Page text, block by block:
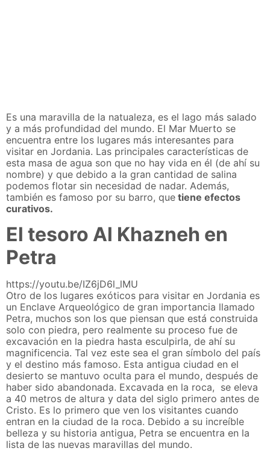
Es una maravilla de la natualeza, es el lago más salado
y a más profundidad del mundo. El Mar Muerto se
encuentra entre los lugares más interesantes para
visitar en Jordania. Las principales características de
esta masa de agua son que no hay vida en él (de ahí su
nombre) y que debido a la gran cantidad de salina
podemos flotar sin necesidad de nadar. Además,
también es famoso por su barro, que tiene efectos
curativos.
El tesoro Al Khazneh en
Petra
https://youtu.be/IZ6jD6l_lMU
Otro de los lugares exóticos para visitar en Jordania es
un Enclave Arqueológico de gran importancia llamado
Petra, muchos son los que piensan que está construida
solo con piedra, pero realmente su proceso fue de
excavación en la piedra hasta esculpirla, de ahí su
magnificencia. Tal vez este sea el gran símbolo del país
y el destino más famoso. Esta antigua ciudad en el
desierto se mantuvo oculta para el mundo, después de
haber sido abandonada. Excavada en la roca, se eleva
a 40 metros de altura y data del siglo primero antes de
Cristo. Es lo primero que ven los visitantes cuando
entran en la ciudad de la roca. Debido a su increíble
belleza y su historia antigua, Petra se encuentra en la
lista de las nuevas maravillas del mundo.